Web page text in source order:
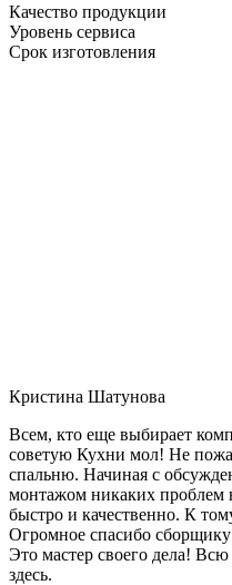
Качество продукции
Уровень сервиса
Срок изготовления
Кристина Шатунова
Всем, кто еще выбирает
советую Кухни мол! Не
спальню. Начиная с
монтажом никаких проблем
быстро и качественно. К
Огромное спасибо сборщику
Это мастер своего дела! Всю
здесь.